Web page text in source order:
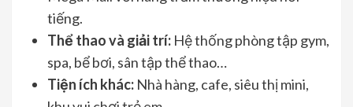
tiếng.
Thể thao và giải trí: Hệ thống phòng tập gym,
spa, bể bơi, sân tập thể thao…
Tiện ích khác: Nhà hàng, cafe, siêu thị mini,